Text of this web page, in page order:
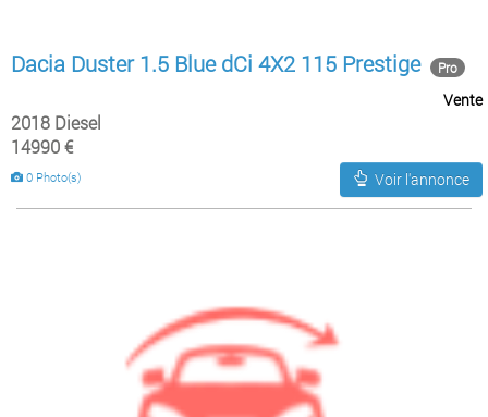
Dacia Duster 1.5 Blue dCi 4X2 115 Prestige Pro
Vente
2018 Diesel
14990 €
Voir l'annonce
0 Photo(s)